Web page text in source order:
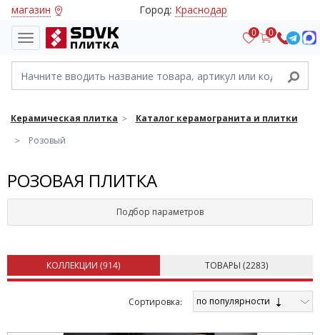
магазин Город: Краснодар
0 0
Керамическая плитка
Каталог керамогранита и плитки
Розовый
РОЗОВАЯ ПЛИТКА
Подбор параметров
КОЛЛЕКЦИИ (914) ТОВАРЫ (2283)
Cортировка: по популярности